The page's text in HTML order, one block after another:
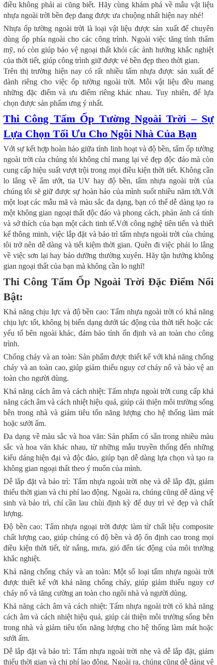
điều không phải ai cũng biết. Hãy cùng khám phá về mẫu vật liệu
nhựa ngoài trời bền đẹp đang được ưa chuộng nhất hiện nay nhé!
Nhựa ốp tường ngoài trời là loại vật liệu được sản xuất để chuyên
dùng ốp phía ngoài cho các công trình. Ngoài việc tăng tính thẩm
mỹ, nó còn giúp bảo vệ ngoại thất khỏi các ảnh hưởng khắc nghiệt
của thời tiết, giúp công trình giữ được vẻ bền đẹp theo thời gian.
Trên thị trường hiện nay có rất nhiều tấm nhựa được sản xuất để
dành riêng cho việc ốp tường ngoài trời. Mỗi vật liệu đều mang
những đặc điểm và ưu điểm riêng khác nhau. Tuy nhiên, để lựa
chọn được sản phẩm ưng ý nhất.
Thi Công Tấm Ốp Tường Ngoài Trời – Sự
Lựa Chọn Tối Ưu Cho Ngôi Nhà Của Bạn
Với sự kết hợp hoàn hảo giữa tính linh hoạt và độ bền, tấm ốp tường
ngoài trời của chúng tôi không chỉ mang lại vẻ đẹp độc đáo mà còn
cung cấp hiệu suất vượt trội trong mọi điều kiện thời tiết. Không cần
lo lắng về ẩm ướt, tia UV hay độ bền, tấm nhựa ngoài trời của
chúng tôi sẽ giữ được sự hoàn hảo của mình suốt nhiều năm tới.Với
một loạt các mẫu mã và màu sắc đa dạng, bạn có thể dễ dàng tạo ra
một không gian ngoại thất độc đáo và phong cách, phản ánh cá tính
và sở thích của bạn một cách tinh tế.Với công nghệ tiên tiến và thiết
kế thông minh, việc lắp đặt và bảo trì tấm nhựa ngoài trời của chúng
tôi trở nên dễ dàng và tiết kiệm thời gian. Quên đi việc phải lo lắng
về việc sơn lại hay bảo dưỡng thường xuyên. Hãy tận hưởng không
gian ngoại thất của bạn mà không cần lo nghĩ!
Thi Công Tấm Ốp Ngoài Trời Đặc Điểm Nổi
Bật:
Khả năng chịu lực và độ bền cao: Tấm nhựa ngoài trời có khả năng
chịu lực tốt, không bị biến dạng dưới tác động của thời tiết hoặc các
yếu tố bên ngoài khác, đảm bảo tính ổn định và an toàn cho công
trình.
Chống cháy và an toàn: Sản phẩm được thiết kế với khả năng chống
cháy và an toàn cao, giúp giảm thiểu nguy cơ cháy nổ và bảo vệ an
toàn cho người dùng.
Khả năng cách âm và cách nhiệt: Tấm nhựa ngoài trời cung cấp khả
năng cách âm và cách nhiệt hiệu quả, giúp cải thiện môi trường sống
bên trong nhà và giảm tiêu tốn năng lượng cho hệ thống làm mát
hoặc sưởi ấm.
Đa dạng về màu sắc và hoa văn: Sản phẩm có sẵn trong nhiều màu
sắc và hoa văn khác nhau, từ những mẫu truyền thống đến những
kiểu dáng hiện đại và độc đáo, giúp bạn dễ dàng lựa chọn và tạo ra
không gian ngoại thất theo ý muốn của mình.
Dễ lắp đặt và bảo trì: Tấm nhựa ngoài trời nhẹ và dễ lắp đặt, giảm
thiểu thời gian và chi phí lao động. Ngoài ra, chúng cũng dễ dàng vệ
sinh và bảo trì, chỉ cần lau chùi định kỳ để duy trì vẻ đẹp và chất
lượng.
Độ bền cao: Tấm nhựa ngoại trời được làm từ chất liệu composite
chất lượng cao, giúp chúng có độ bền và độ ổn định cao trong mọi
điều kiện thời tiết, từ nắng, mưa, gió đến tác động của môi trường
khắc nghiệt.
Khả năng chống cháy và an toàn: Một số loại tấm nhựa ngoài trời
được thiết kế với khả năng chống cháy, giúp giảm thiểu nguy cơ
cháy nổ và tăng cường an toàn cho ngôi nhà và người dùng.
Khả năng cách âm và cách nhiệt: Tấm nhựa ngoài trời có khả năng
cách âm và cách nhiệt hiệu quả, giúp cải thiện môi trường sống bên
trong nhà và giảm tiêu tốn năng lượng cho hệ thống làm mát hoặc
sưởi ấm.
Dễ lắp đặt và bảo trì: Tấm nhựa ngoài trời nhẹ và dễ lắp đặt, giảm
thiểu thời gian và chi phí lao động. Ngoài ra, chúng cũng dễ dàng vệ